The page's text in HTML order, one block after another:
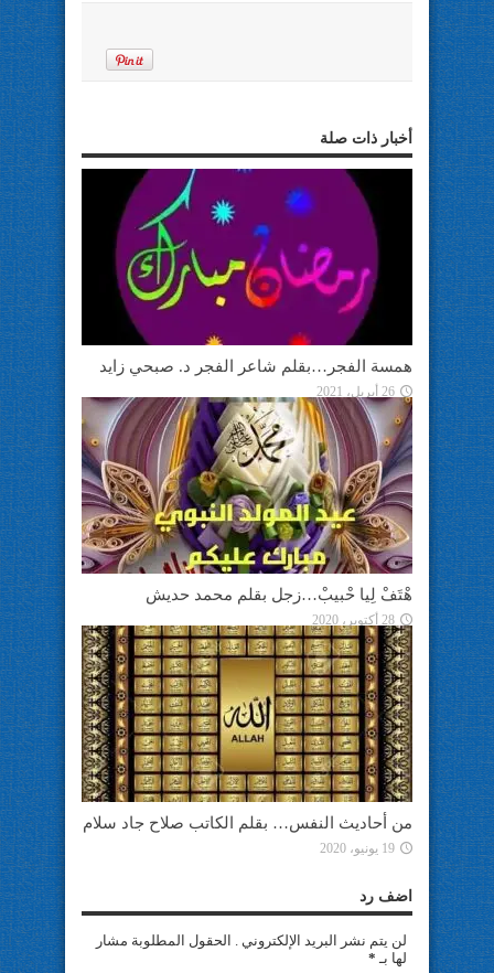
أخبار ذات صلة
همسة الفجر…بقلم شاعر الفجر د. صبحي زايد
26 أبريل، 2021
هْتَفْ لِيا حْبيبْ…زجل بقلم محمد حديش
28 أكتوبر، 2020
من أحاديث النفس… بقلم الكاتب صلاح جاد سلام
19 يونيو، 2020
اضف رد
لن يتم نشر البريد الإلكتروني . الحقول المطلوبة مشار
لها بـ *